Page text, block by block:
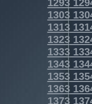
1303
1313
1323
1333
1343
1353
1363
1373